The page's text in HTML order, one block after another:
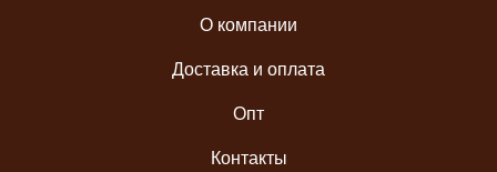
О компании
Доставка и оплата
Опт
Контакты